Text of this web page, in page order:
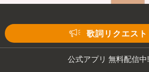
歌詞リクエスト
公式アプリ 無料配信中!